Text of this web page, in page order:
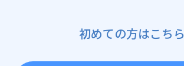
初めての方はこちら